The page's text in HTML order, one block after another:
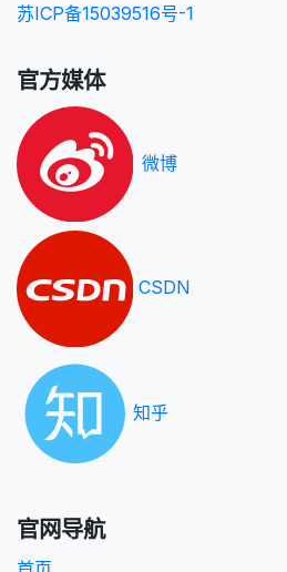
苏ICP备15039516号-1
官方媒体
微博
CSDN
知乎
官网导航